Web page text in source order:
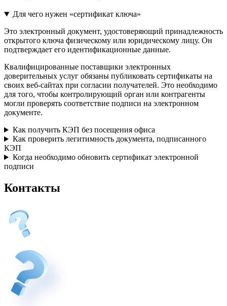
Для чего нужен «сертификат ключа»
Это электронный документ, удостоверяющий принадлежность
открытого ключа физическому или юридическому лицу. Он
подтверждает его идентификационные данные.
Квалифицированные поставщики электронных
доверительных услуг обязаны публиковать сертификаты на
своих веб-сайтах при согласии получателей. Это необходимо
для того, чтобы контролирующий орган или контрагенты
могли проверять соответствие подписи на электронном
документе.
Как получить КЭП без посещения офиса
Как проверить легитимность документа, подписанного
КЭП
Когда необходимо обновить сертификат электронной
подписи
Контакты